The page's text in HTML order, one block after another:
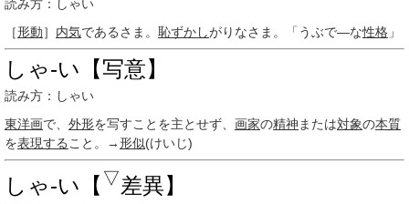
読み方：しゃい
［形動］ 内気であるさま。 恥ずかしがりなさま。「うぶで―な性格 」
しゃ‐い【写意】
読み方：しゃい
東洋画で、 外形を写すことを主とせず、 画家の精神 または対象の本質
を表現する こと。→形似(けいじ)
しゃ‐い【 ▽差異】